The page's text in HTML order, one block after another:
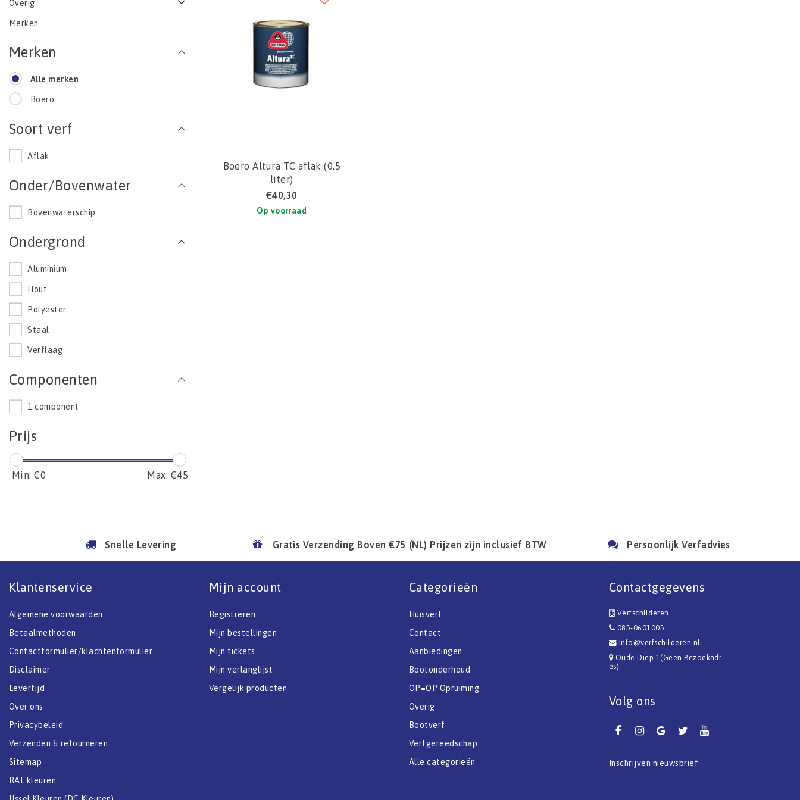
Overig
Merken
Merken
Alle merken
Boero
Soort verf
Aflak
Onder/Bovenwater
Bovenwaterschip
Ondergrond
Aluminium
Hout
Polyester
Staal
Verflaag
Componenten
1-component
Prijs
Min: €0 Max: €45
Boero Altura TC aflak (0,5
liter)
€40,30
Op voorraad
Snelle Levering Gratis Verzending Boven €75 (NL) Prijzen zijn inclusief BTW Persoonlijk Verfadvies
Klantenservice
Algemene voorwaarden
Betaalmethoden
Contactformulier/klachtenformulier
Disclaimer
Levertijd
Over ons
Privacybeleid
Verzenden & retourneren
Sitemap
RAL kleuren
Mijn account
Registreren
Mijn bestellingen
Mijn tickets
Mijn verlanglijst
Vergelijk producten
Categorieën
Huisverf
Contact
Aanbiedingen
Bootonderhoud
OP=OP Opruiming
Overig
Bootverf
Verfgereedschap
Alle categorieën
Contactgegevens
Verfschilderen
085-0601005
Info@verfschilderen.nl
Oude Diep 1(Geen Bezoekadr
es)
Volg ons
Inschrijven nieuwsbrief